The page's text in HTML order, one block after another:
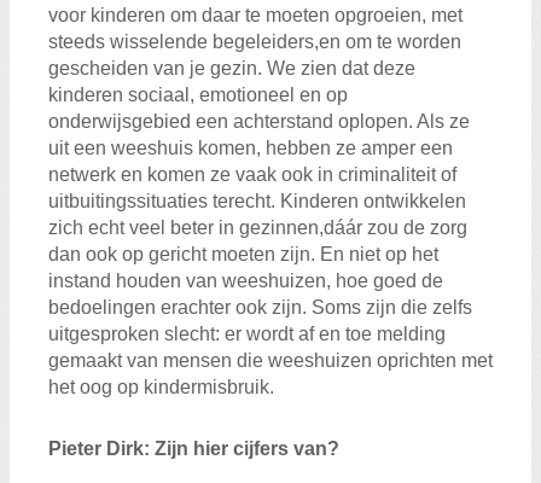
voor kinderen om daar te moeten opgroeien, met
steeds wisselende begeleiders,en om te worden
gescheiden van je gezin. We zien dat deze
kinderen sociaal, emotioneel en op
onderwijsgebied een achterstand oplopen. Als ze
uit een weeshuis komen, hebben ze amper een
netwerk en komen ze vaak ook in criminaliteit of
uitbuitingssituaties terecht. Kinderen ontwikkelen
zich echtveel beter in gezinnen,dáár zou de zorg
dan ook op gericht moeten zijn. En niet op het
instand houden van weeshuizen, hoe goed de
bedoelingen erachter ook zijn. Soms zijn die zelfs
uitgesproken slecht: er wordt af en toe melding
gemaakt van mensen die weeshuizen oprichten met
het oog op kindermisbruik.
Pieter Dirk: Zijn hier cijfers van?